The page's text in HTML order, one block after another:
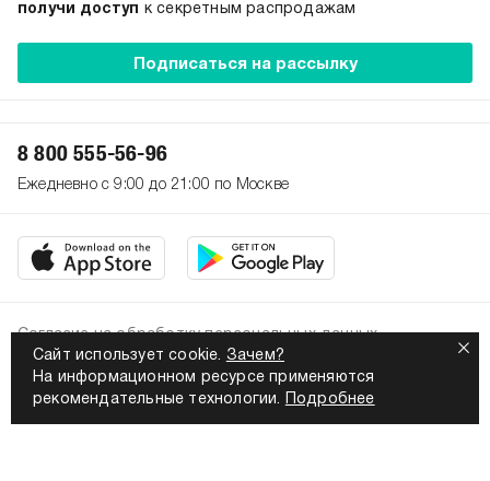
Сайт использует cookie. Зачем?
На информационном ресурсе применяются
рекомендательные технологии.
Подробнее
получи доступ к секретным распродажам
Подписаться на рассылку
8 800 555-56-96
Ежедневно с 9:00 до 21:00 по Москве
2026. Все права защищены
Политика конфиденциальности
Согласие на обработку персональных данных